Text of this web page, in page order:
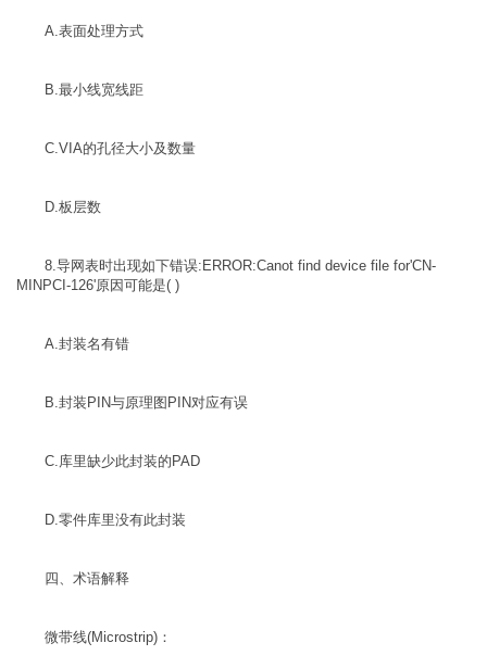
A.表面处理方式
B.最小线宽线距
C.VIA的孔径大小及数量
D.板层数
8.导网表时出现如下错误:ERROR:Canot find device file for'CN-
MINPCI-126'原因可能是( )
A.封装名有错
B.封装PIN与原理图PIN对应有误
C.库里缺少此封装的PAD
D.零件库里没有此封装
四、术语解释
微带线(Microstrip)：